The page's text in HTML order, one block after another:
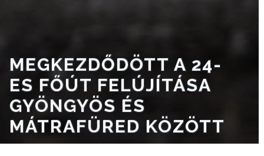
TESTÜLETI
ANYAGOK
KISTÉRSÉG
GEOTERM-
MEGKEZDŐDÖTT A 24-
ES FŐÚT FELÚJÍTÁSA
GYÖNGYÖS ÉS
MÁTRAFÜRED KÖZÖTT